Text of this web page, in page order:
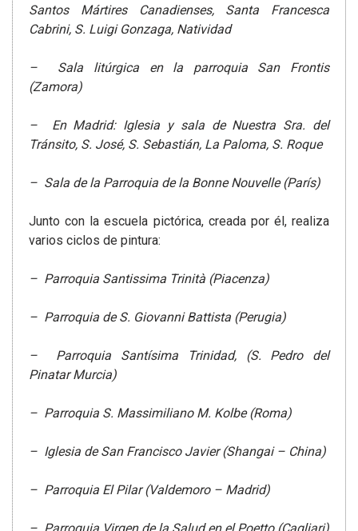
Santos Mártires Canadienses, Santa Francesca
Cabrini, S. Luigi Gonzaga, Natividad
– Sala litúrgica en la parroquia San Frontis
(Zamora)
– En Madrid: Iglesia y sala de Nuestra Sra. del
Tránsito, S. José, S. Sebastián, La Paloma, S. Roque
– Sala de la Parroquia de la Bonne Nouvelle (París)
Junto con la escuela pictórica, creada por él, realiza
varios ciclos de pintura:
– Parroquia Santissima Trinità (Piacenza)
– Parroquia de S. Giovanni Battista (Perugia)
– Parroquia Santísima Trinidad, (S. Pedro del
Pinatar Murcia)
– Parroquia S. Massimiliano M. Kolbe (Roma)
– Iglesia de San Francisco Javier (Shangai – China)
– Parroquia El Pilar (Valdemoro – Madrid)